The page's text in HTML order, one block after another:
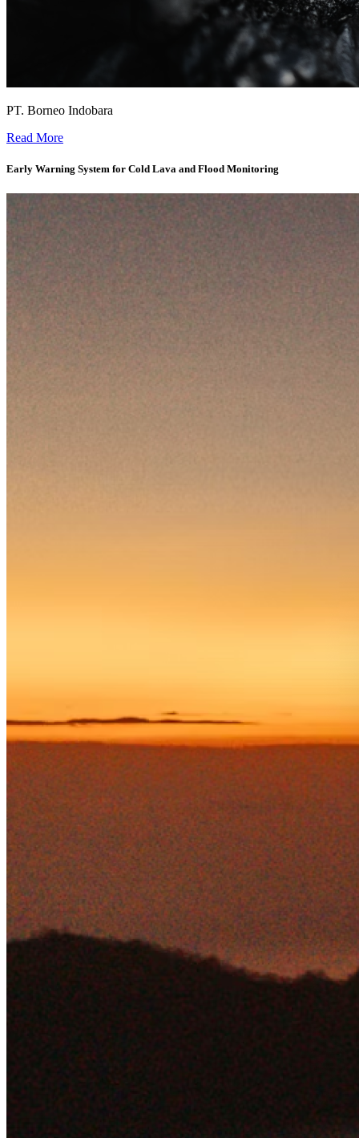
PT. Borneo Indobara
Real-time Geotechnical Monitoring and Risk Management System -
Read More
Early Warning System for Cold Lava and Flood Monitoring